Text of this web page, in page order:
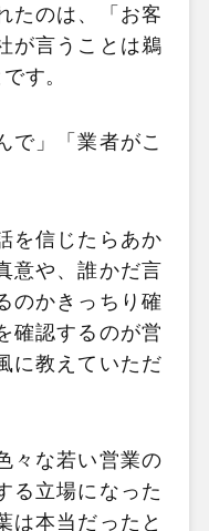
たのは、「お客
が言うことは鵜
す。
で」「業者がこ
を信じたらあか
意や、誰かだ言
のかきっちり確
確認するのが営
に教えていただ
々な若い営業の
る立場になった
は本当だったと